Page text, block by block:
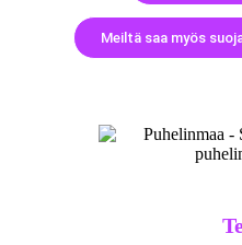
Meiltä saa myös